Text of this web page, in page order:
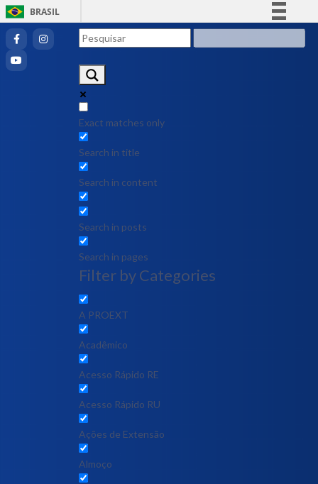
BRASIL
Exact matches only
Search in title
Search in content
Search in posts
Search in pages
Filter by Categories
A PROEXT
Acadêmico
Acesso Rápido RE
Acesso Rápido RU
Ações de Extensão
Almoço